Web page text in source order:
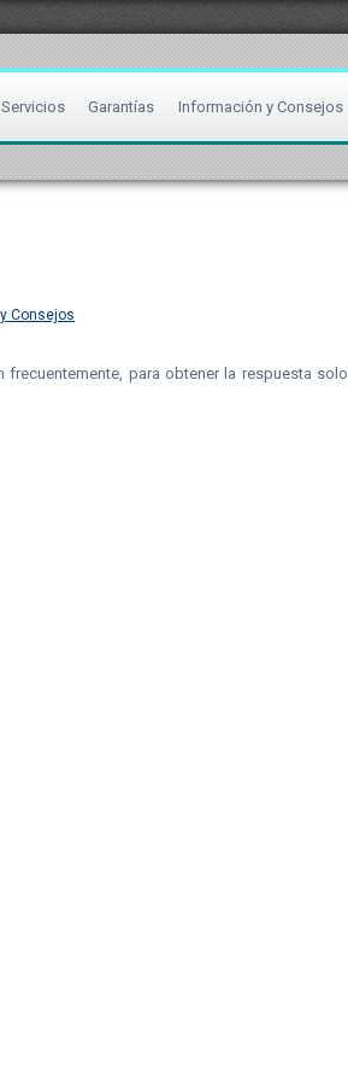
Servicios Garantías Información y Consejos
Consejos
para obtener la respuesta solo